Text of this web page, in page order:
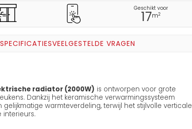
Geschikt voor
17m2
SPECIFICATIESVEELGESTELDE VRAGEN
radiator (2000W) is ontworpen voor grote
Dankzij het keramische verwarmingssysteem
warmteverdeling, terwijl het stijlvolle verticale